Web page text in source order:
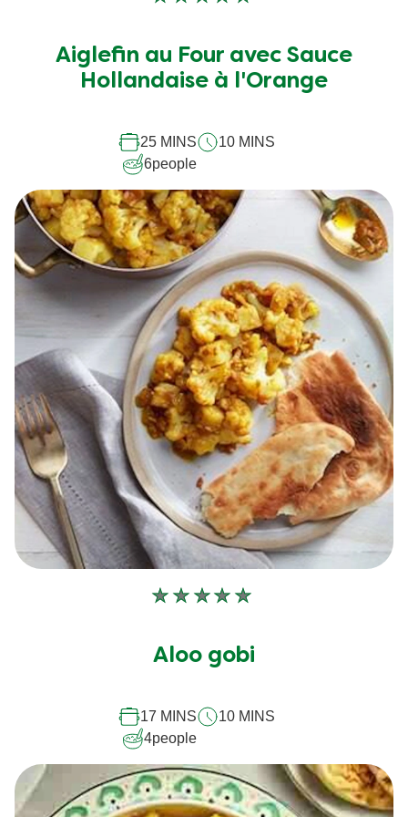
Aucune
soumise
pour
Aiglefin au Four avec Sauce
Hollandaise à l'Orange
25 MINS
10 MINS
6people
Aucune
soumise
recipe
Aloo gobi
17 MINS
10 MINS
4people